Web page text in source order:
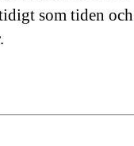
som tiden och